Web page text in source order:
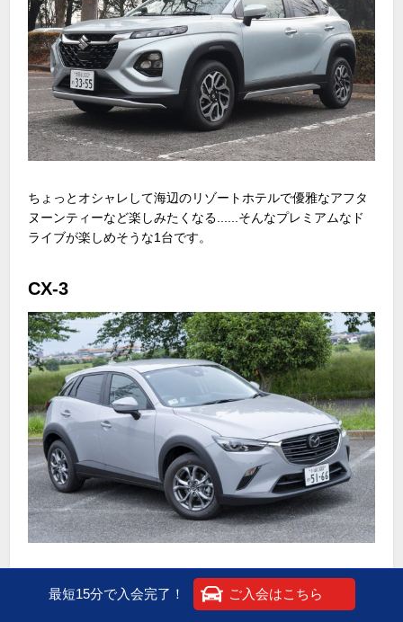
ちょっとオシャレして海辺のリゾートホテルで優雅なアフタ
ヌーンティーなど楽しみたくなる......そんなプレミアムなド
ライブが楽しめそうな1 台です。
CX-3
郊外の美術館では、他にはない独自のコレクションをウリに
しているところも点在しています。スタイリッシュな
最短15分で入会完了！ ご入会はこちら